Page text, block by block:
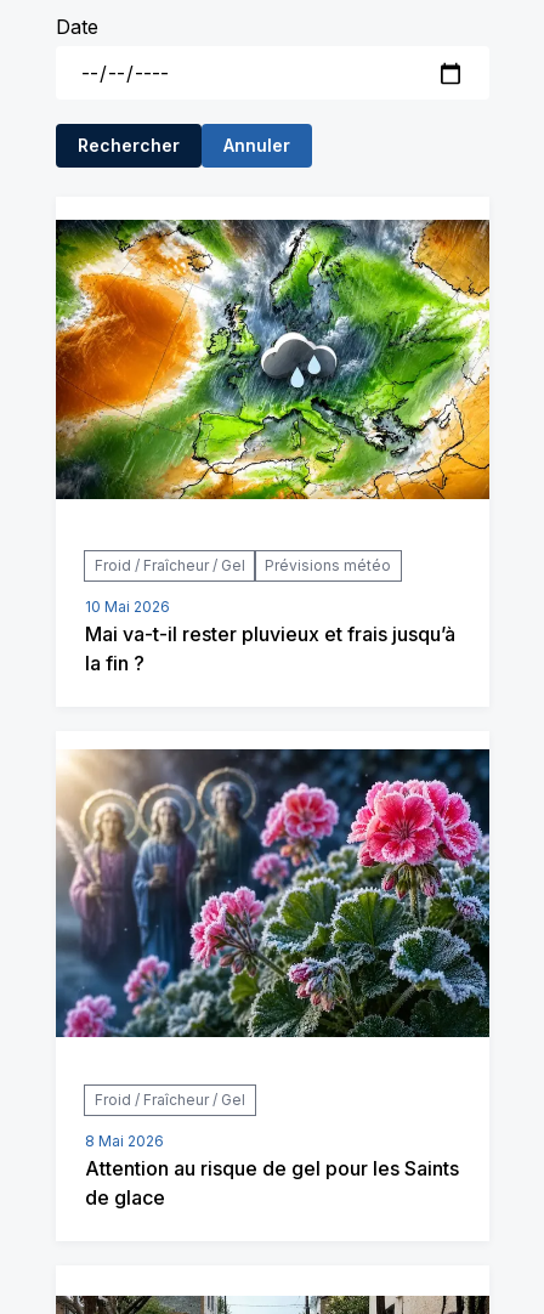
Date
Rechercher Annuler
Froid / Fraîcheur / Gel Prévisions météo
10 Mai 2026
Mai va-t-il rester pluvieux et frais jusqu’à
la fin ?
Froid / Fraîcheur / Gel
8 Mai 2026
Attention au risque de gel pour les Saints
de glace